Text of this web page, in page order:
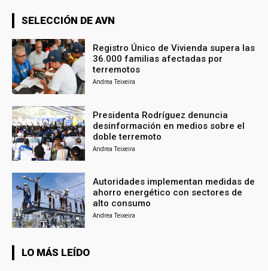
SELECCIÓN DE AVN
Registro Único de Vivienda supera las
36.000 familias afectadas por
terremotos
Andrea Teixeira
Presidenta Rodríguez denuncia
desinformación en medios sobre el
doble terremoto
Andrea Teixeira
Autoridades implementan medidas de
ahorro energético con sectores de
alto consumo
Andrea Teixeira
LO MÁS LEÍDO